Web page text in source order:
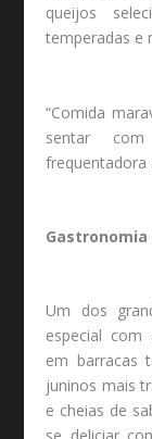
queijos
temperadas e
“Comida
sentar
frequentadora
Um dos
especial com
em barracas
juninos mais
e cheias de